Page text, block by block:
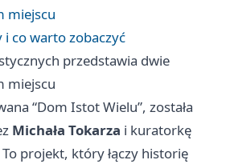
miejscu
co warto zobaczyć
przedstawia dwie
miejscu
“Dom Istot Wielu”, została
Michała Tokarza i kuratorkę
To projekt, który łączy historię